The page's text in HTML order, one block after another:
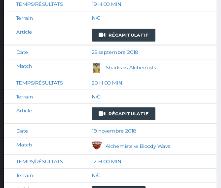
19 H 00 MIN
N/C
RÉCAPITULATIF
25 septembre 2018
Sharks vs Alchemists
20 H 00 MIN
N/C
RÉCAPITULATIF
19 novembre 2018
Alchemists vs Bloody Wave
12 H 00 MIN
N/C